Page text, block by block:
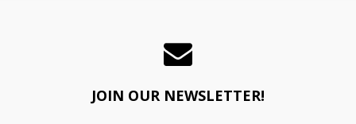
JOIN OUR NEWSLETTER!